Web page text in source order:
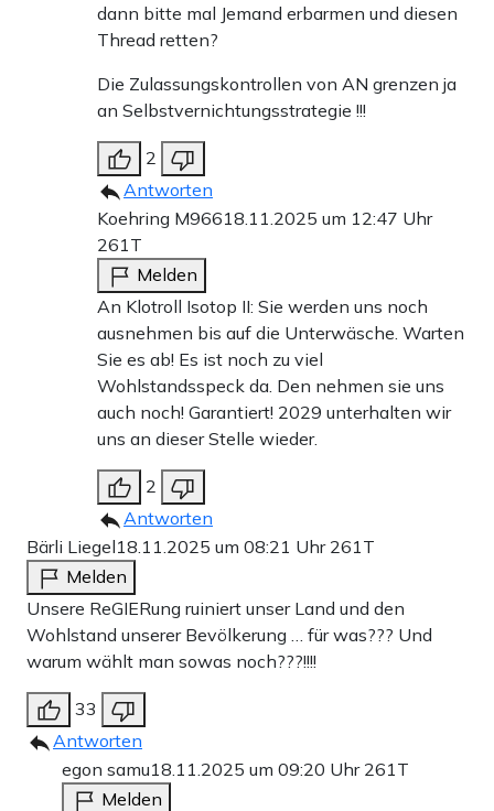
dann bitte mal Jemand erbarmen und diesen
Thread retten?
Die Zulassungskontrollen von AN grenzen ja
an Selbstvernichtungsstrategie !!!
2
Antworten
Koehring M96618.11.2025 um 12:47 Uhr
261T
Melden
An Klotroll Isotop II: Sie werden uns noch
ausnehmen bis auf die Unterwäsche. Warten
Sie es ab! Es ist noch zu viel
Wohlstandsspeck da. Den nehmen sie uns
auch noch! Garantiert! 2029 unterhalten wir
uns an dieser Stelle wieder.
2
Antworten
Bärli Liegel18.11.2025 um 08:21 Uhr 261T
Melden
Unsere ReGIERung ruiniert unser Land und den
Wohlstand unserer Bevölkerung … für was??? Und
warum wählt man sowas noch???!!!!
33
Antworten
egon samu18.11.2025 um 09:20 Uhr 261T
Melden